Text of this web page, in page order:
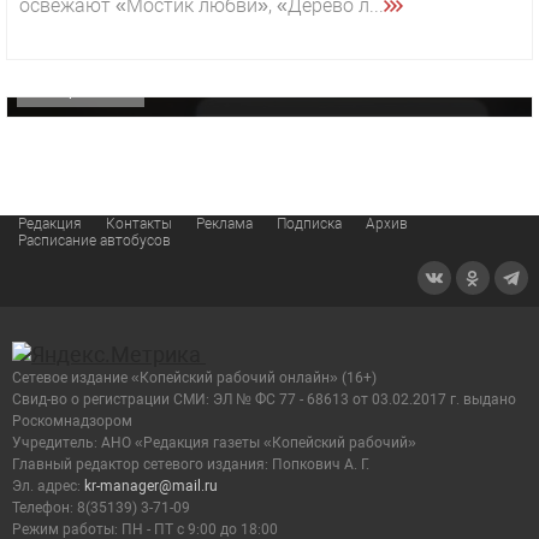
освежают «Мостик любви», «Дерево л...
«Звезда» Метрана стала главным героем нового
Редакция Контакты Реклама Подписка
Архив
Расписание автобусов
Сетевое издание «Копейский рабочий онлайн» (16+)
Cвид-во о регистрации СМИ: ЭЛ № ФС 77 - 68613 от 03.02.2017 г. выдано
Роскомнадзором
Учредитель: АНО «Редакция газеты «Копейский рабочий»
Главный редактор сетевого издания: Попкович А. Г.
Эл. адрес: kr-manager@mail.ru
Телефон: 8(35139) 3-71-09
Режим работы: ПН - ПТ с 9:00 до 18:00